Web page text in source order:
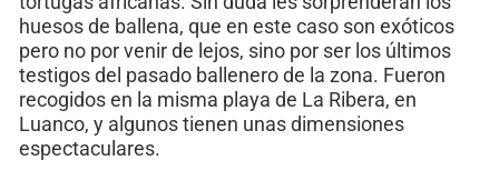
huesos de ballena, que en este caso son exóticos
pero no por venir de lejos, sino por ser los últimos
testigos del pasado ballenero de la zona. Fueron
recogidos en la misma playa de La Ribera, en
Luanco, y algunos tienen unas dimensiones
espectaculares.